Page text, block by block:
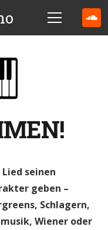
seinen
geben –
Schlagern,
Wiener oder